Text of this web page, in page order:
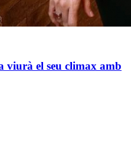
viurà el seu climax amb